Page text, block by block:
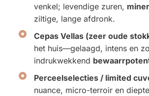
venkel; levendige zuren,
ziltige, lange afdronk.
Cepas Vellas (zeer oude
het huis—gelaagd, intens en
indrukwekkend
Perceelselecties / limited
nuance, micro-terroir en